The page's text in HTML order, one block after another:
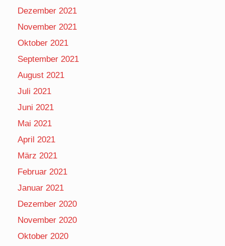
Dezember 2021
November 2021
Oktober 2021
September 2021
August 2021
Juli 2021
Juni 2021
Mai 2021
April 2021
März 2021
Februar 2021
Januar 2021
Dezember 2020
November 2020
Oktober 2020